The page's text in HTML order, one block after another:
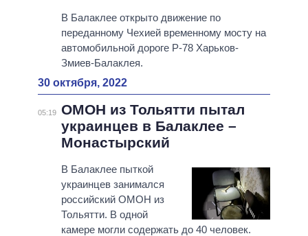
В Балаклее открыто движение по
переданному Чехией временному мосту на
автомобильной дороге Р-78 Харьков-
Змиев-Балаклея.
30 октября, 2022
05:19 ОМОН из Тольятти пытал
украинцев в Балаклее –
Монастырский
В Балаклее пыткой
украинцев занимался
российский ОМОН из
Тольятти. В одной
камере могли содержать до 40 человек.